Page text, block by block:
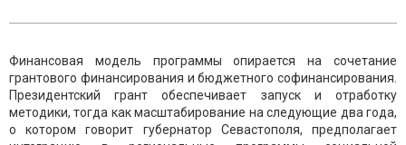
Финансовая модель программы опирается на сочетание
грантового финансирования и бюджетного софинансирования.
Президентский грант обеспечивает запуск и отработку
методики, тогда как масштабирование на следующие два года,
о котором говорит губернатор Севастополя, предполагает